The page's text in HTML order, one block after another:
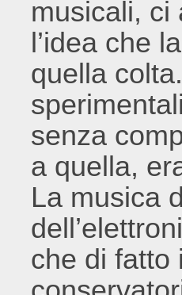
musicali, ci
l’idea che
quella
senza
a quella,
La musica
che di fatto